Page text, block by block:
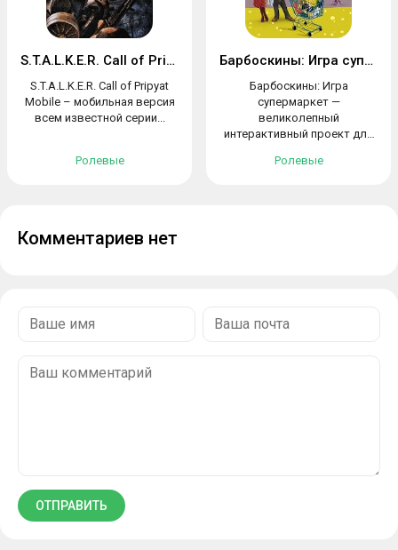
S.T.A.L.K.E.R. Call of Pripyat Mobile
S.T.A.L.K.E.R. Call of Pripyat
Mobile – мобильная версия
всем известной серии...
Ролевые
Барбоскины: Игра супермаркет
Барбоскины: Игра
супермаркет —
великолепный
интерактивный проект для
Ролевые
Комментариев нет